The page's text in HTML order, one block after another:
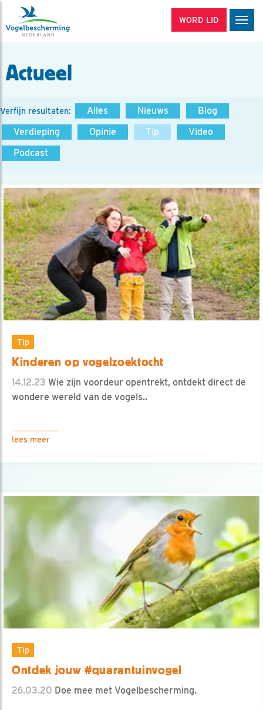
WORD LID
Actueel
Verfijn resultaten: Alles Nieuws
Blog
Verdieping
Opinie Tip
Video
Podcast
Tip
Kinderen op vogelzoektocht
14.12.23 Wie zijn voordeur opentrekt, ontdekt direct de
wondere wereld van de vogels..
lees meer
Tip
Ontdek jouw #quarantuinvogel
26.03.20 Doe mee met Vogelbescherming.